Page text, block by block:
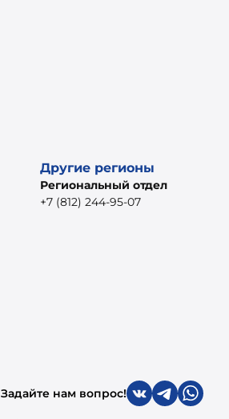
Другие регионы
Региональный отдел
+7 (812) 244-95-07
Задайте нам вопрос!